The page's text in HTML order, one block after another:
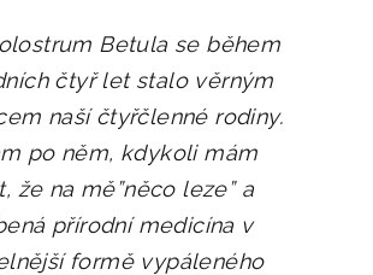
Betula se během
čtyř let stalo věrným
naší čtyřčlenné rodiny.
po něm, kdykoli mám
že na mě”něco leze” a
přírodní medicína v
formě vypáleného